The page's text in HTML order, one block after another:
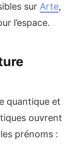
sur Arte,
l’espace.
quantique et
ouvrent
prénoms :